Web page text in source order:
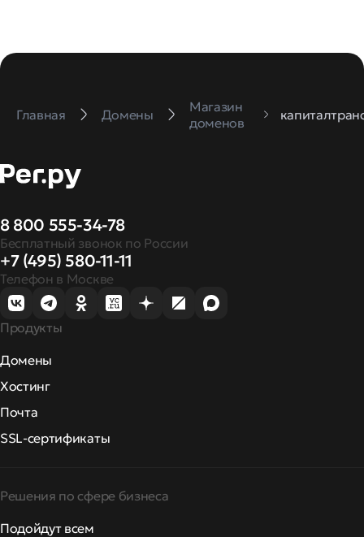
Главная Домены
Магазин
доменов
8 800 555-34-78
Бесплатный звонок по России
+7 (495) 580-11-11
Телефон в Москве
Продукты
Домены
Хостинг
Почта
SSL-сертификаты
Решения по сфере бизнеса
Подойдут всем